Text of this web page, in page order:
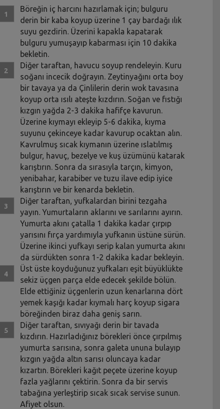
Böreğin iç harcını hazırlamak için; bulguru
derin bir kaba koyup üzerine 1 çay bardağı ılık
suyu gezdirin. Üzerini kapakla kapatarak
bulguru yumuşayıp kabarması için 10 dakika
bekletin.
Diğer taraftan, havucu soyup rendeleyin. Kuru
soğanı incecik doğrayın. Zeytinyağını orta boy
bir tavaya ya da Çinlilerin derin wok tavasına
koyup orta ısılı ateşte kızdırın. Soğan ve fıstığı
kızgın yağda 2-3 dakika hafifçe kavurun.
Üzerine kıymayı ekleyip 5-6 dakika, kıyma
suyunu çekinceye kadar kavurup ocaktan alın.
Kavrulmuş sıcak kıymanın üzerine ıslatılmış
bulgur, havuç, bezelye ve kuş üzümünü katarak
karıştırın. Sonra da sırasıyla tarçın, kimyon,
yenibahar, karabiber ve tuzu ilave edip iyice
karıştırın ve bir kenarda bekletin.
Diğer taraftan, yufkalardan birini tezgaha
yayın. Yumurtaların aklarını ve sarılarını ayırın.
Yumurta akını çatalla 1 dakika kadar çırpıp
yarısını fırça yardımıyla yufkanın üstüne sürün.
Üzerine ikinci yufkayı serip kalan yumurta akını
da sürdükten sonra 1-2 dakika kadar bekleyin.
Üst üste koyduğunuz yufkaları eşit büyüklükte
sekiz üçgen parça elde edecek şekilde bölün.
Elde ettiğiniz üçgenlerin uzun kenarlarına dört
yemek kaşığı kadar kıymalı harç koyup sigara
böreğinden biraz daha geniş sarın.
Diğer taraftan, sıvıyağı derin bir tavada
kızdırın. Hazırladığınız börekleri önce çırpılmış
yumurta sarısına, sonra galeta ununa bulayıp
kızgın yağda altın sarısı oluncaya kadar
kızartın. Börekleri kağıt peçete üzerine koyup
fazla yağlarını çektirin. Sonra da bir servis
tabağına yerleştirip sıcak sıcak servise sunun.
Afiyet olsun.